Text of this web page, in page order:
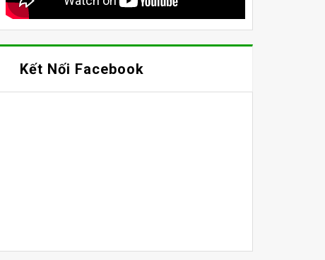
Kết Nối Facebook